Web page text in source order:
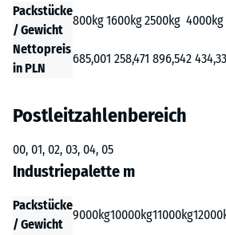
Packstücke
/ Gewicht
800kg1600kg2500kg 4000kg
Nettopreis
in PLN
685,001 258,471 896,542 434,33
Postleitzahlenbereich
00, 01, 02, 03, 04, 05
Industriepalette m
Packstücke
/ Gewicht
9000kg10000kg11000kg